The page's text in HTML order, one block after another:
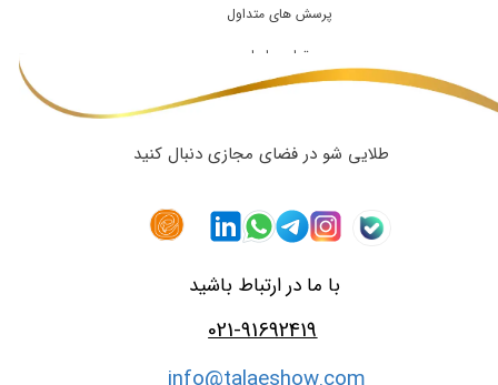
پرسش های متداول
تماس با ما
طلایی شو در فضای مجازی دنبال کنید
021-91692419
با ما در ارتباط باشید